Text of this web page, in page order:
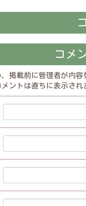
コメ
掲載前に管理者が内容
ントは直ちに表示さ